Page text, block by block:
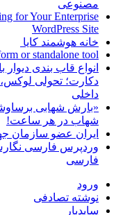
مصنوعی
for Your Enterprise
WordPress Site
خانه هوشمند کایا
or standalone tool?
انواع قاب بندی
دکارت؛ تحولی
داخلی
شهاب در هر ساعت!
ایران عضو
فارسی
ورود
نوشته تصادفی
سایدبار